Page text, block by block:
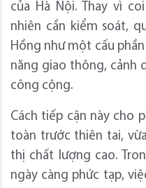
của Hà Nội. Thay vì
nhiên cần kiểm soát,
Hồng như một cấu
năng giao thông, cảnh
công cộng.
Cách tiếp cận này cho
toàn trước thiên tai,
thị chất lượng cao.
ngày càng phức tạp,